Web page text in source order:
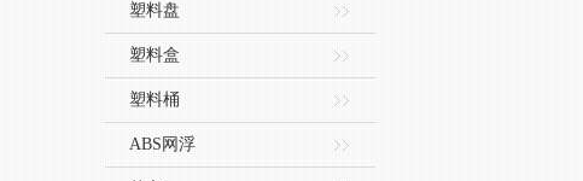
塑料盘
塑料盒
塑料桶
ABS网浮